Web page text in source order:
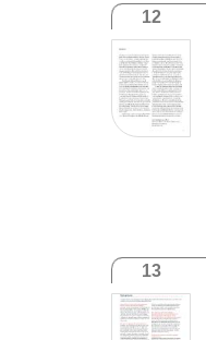
12
13